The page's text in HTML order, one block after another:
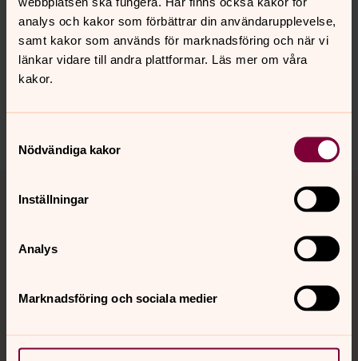
analys och kakor som förbättrar din användarupplevelse,
samt kakor som används för marknadsföring och när vi
länkar vidare till andra plattformar. Läs mer om våra
kakor.
Nödvändiga kakor
Inställningar
Analys
Marknadsföring och sociala medier
Synpunkter eller frågor på sidans
innehåll?
Kontakt